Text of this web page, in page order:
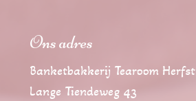
Ons adres
Banketbakkerij Tearoom Herfst
Lange Tiendeweg 43